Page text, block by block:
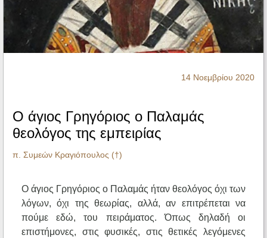
Ηχητικά
14 Νοεμβρίου 2020
Ο άγιος Γρηγόριος ο Παλαμάς
θεολόγος της εμπειρίας
π. Συμεών Κραγιόπουλος (†)
Ο άγιος Γρηγόριος ο Παλαμάς ήταν θεολόγος όχι των
λόγων, όχι της θεωρίας, αλλά, αν επιτρέπεται να
πούμε εδώ, του πειράματος. Όπως δηλαδή οι
επιστήμονες, στις φυσικές, στις θετικές λεγόμενες